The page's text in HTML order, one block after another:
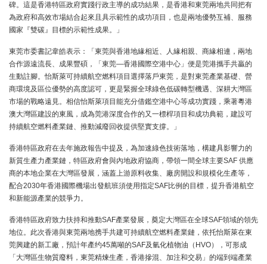
碑。這是香港特區政府實踐行政主導的成功結果，是香港和東莞兩地共同把有
為政府和高效市場結合起來且具示範性的成功項目，也是兩地優勢互補、服務
國家『雙碳』目標的示範性成果。」
東莞市委書記韋皓表示：「東莞與香港地緣相近、人緣相親、商緣相連，兩地
合作源遠流長、成果豐碩，「東莞—香港國際空港中心」便是莞港攜手共贏的
生動註腳。怡斯萊可持續航空燃料項目選擇落戶東莞，是對東莞產業基礎、營
商環境及區位優勢的高度認可，更是緊握全球綠色低碳轉型機遇、深耕大灣區
市場的戰略遠見。相信怡斯萊項目能充分借鑑空港中心等成功實踐，乘著粵港
澳大灣區建設的東風，成為莞港深度合作的又一標桿項目和成功典範，建設可
持續航空燃料產業鏈、推動減廢回收提供堅實支撐。」
香港特區政府在去年施政報告中提及，為加速綠色技術落地，構建具影響力的
新質生產力產業鏈，特區政府會與內地政府協商，帶領一間全球主要SAF 供應
商的本地企業在大灣區發展，涵蓋上游原料收集、廠房開設和規模化生產等，
配合2030年香港國際機場出發航班須使用指定SAF比例的目標，提升香港航空
和新能源產業的競爭力。
香港特區政府致力扶持和推動SAF產業發展，奠定大灣區在全球SAF領域的領先
地位。此次香港與東莞兩地携手共建可持續航空燃料產業鏈，依托怡斯萊在東
莞興建的新工廠，預計年產约45萬噸的SAF及氫化植物油（HVO），可形成
「大灣區生物質廢料，東莞精煉生產，香港摻混、加注和交易」的端到端產業